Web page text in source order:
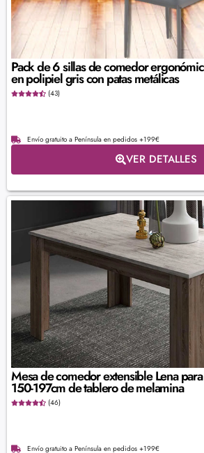
Pack de 6 sillas de comedor
en polipiel gris con patas metálicas
(43)
Envío gratuito a Península en pedidos +199€
VER DETALLES
Mesa de comedor extensible Lena
150-197cm de tablero de melamina
(46)
Envío gratuito a Península en pedidos +199€